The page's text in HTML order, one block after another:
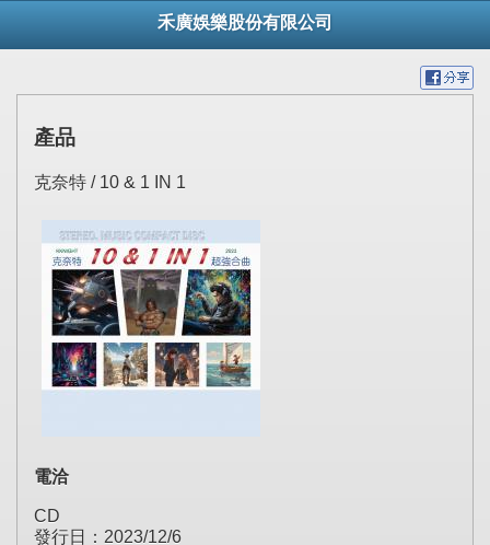
禾廣娛樂股份有限公司
產品
克奈特 / 10 & 1 IN 1
電洽
CD
發行日：2023/12/6